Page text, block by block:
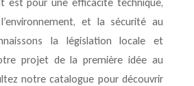
et la sécurité au
la législation locale et
projet de la première idée au
notre catalogue pour découvrir